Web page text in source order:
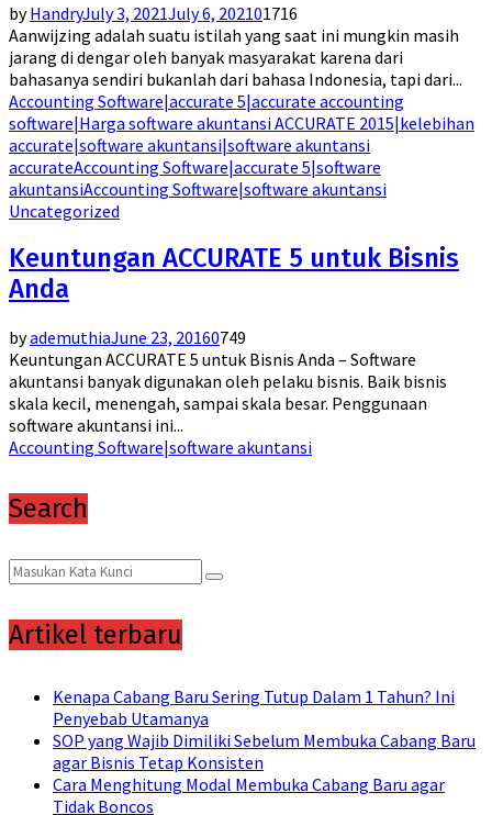
byHandryJuly 3, 2021July 6, 202101716
Aanwijzing adalah suatu istilah yang saat ini mungkin masih
jarang di dengar oleh banyak masyarakat karena dari
bahasanya sendiri bukanlah dari bahasa Indonesia, tapi dari...
Accounting Software|accurate 5|accurate accounting
software|Harga software akuntansi ACCURATE 2015|kelebihan
accurate|software akuntansi|software akuntansi
accurateAccounting Software|accurate 5|software
akuntansiAccounting Software|software akuntansi
Uncategorized
Keuntungan ACCURATE 5 untuk Bisnis
Anda
byademuthiaJune 23, 20160749
Keuntungan ACCURATE 5 untuk Bisnis Anda – Software
akuntansi banyak digunakan oleh pelaku bisnis. Baik bisnis
skala kecil, menengah, sampai skala besar. Penggunaan
software akuntansi ini...
Accounting Software|software akuntansi
Search
Search
for:
Search
Artikel terbaru
Kenapa Cabang Baru Sering Tutup Dalam 1 Tahun? Ini
Penyebab Utamanya
SOP yang Wajib Dimiliki Sebelum Membuka Cabang Baru
agar Bisnis Tetap Konsisten
Cara Menghitung Modal Membuka Cabang Baru agar
Tidak Boncos